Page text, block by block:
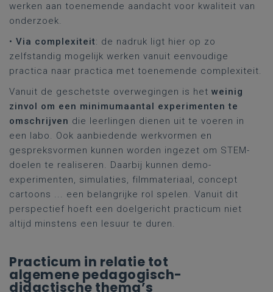
werken aan toenemende aandacht voor kwaliteit van
onderzoek.
• Via complexiteit: de nadruk ligt hier op zo
zelfstandig mogelijk werken vanuit eenvoudige
practica naar practica met toenemende complexiteit.
Vanuit de geschetste overwegingen is het weinig
zinvol om een minimumaantal experimenten te
omschrijven die leerlingen dienen uit te voeren in
een labo. Ook aanbiedende werkvormen en
gespreksvormen kunnen worden ingezet om STEM-
doelen te realiseren. Daarbij kunnen demo-
experimenten, simulaties, filmmateriaal, concept
cartoons ... een belangrijke rol spelen. Vanuit dit
perspectief hoeft een doelgericht practicum niet
altijd minstens een lesuur te duren.
Practicum in relatie tot
algemene pedagogisch-
didactische thema’s